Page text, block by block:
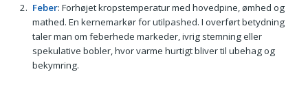
Feber: Forhøjet kropstemperatur med hovedpine, ømhed og
mathed. En kernemarkør for utilpashed. I overført betydning
taler man om feberhede markeder, ivrig stemning eller
spekulative bobler, hvor varme hurtigt bliver til ubehag og
bekymring.